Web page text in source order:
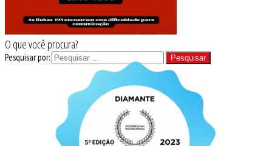
O que você procura?
Pesquisar por: